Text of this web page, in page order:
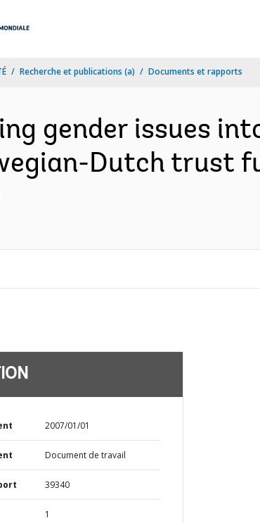
Recherche et publications (a) Documents et rapports
gender issues
Dutch trust
2007/01/01
Document de travail
39340
1